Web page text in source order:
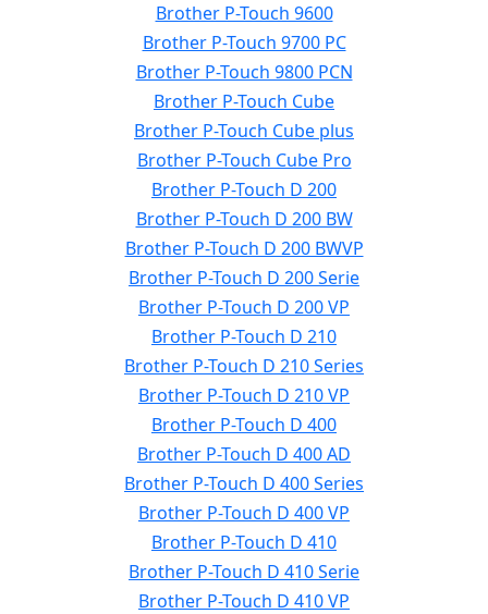
Brother P-Touch 9600
Brother P-Touch 9700 PC
Brother P-Touch 9800 PCN
Brother P-Touch Cube
Brother P-Touch Cube plus
Brother P-Touch Cube Pro
Brother P-Touch D 200
Brother P-Touch D 200 BW
Brother P-Touch D 200 BWVP
Brother P-Touch D 200 Serie
Brother P-Touch D 200 VP
Brother P-Touch D 210
Brother P-Touch D 210 Series
Brother P-Touch D 210 VP
Brother P-Touch D 400
Brother P-Touch D 400 AD
Brother P-Touch D 400 Series
Brother P-Touch D 400 VP
Brother P-Touch D 410
Brother P-Touch D 410 Serie
Brother P-Touch D 410 VP